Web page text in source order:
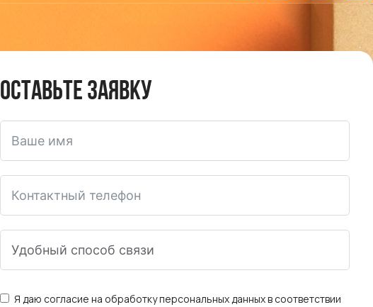
Оставьте заявку
Я даю согласие на обработку персональных данных в соответствии